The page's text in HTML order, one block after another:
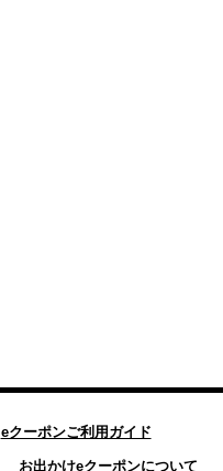
eクーポンご利用ガイド
お出かけeクーポンについて